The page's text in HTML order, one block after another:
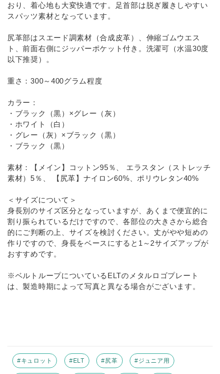
おり、着心地も大変快適です。足首部は脱ぎ履きしやすい
スパッツ素材となっています。
尻革部はスエード調素材（合成皮革）、伸縮ゴムウエス
ト、前面右側にジッパーポケット付き。洗濯可（水温30度
以下推奨）。
重さ：300～400グラム程度
カラー：
・ブラック（黒）×グレー（灰）
・ホワイト（白）
・グレー（灰）×ブラック（黒）
・ブラック（黒）
素材：【メイン】コットン95％、 エラスタン（ストレッチ
素材）5％、 【尻革】ナイロン60%、ポリウレタン40%
＜サイズについて＞
身長別のサイズ区分となっていますが、あくまで便宜的に
割り振られているだけですので、各部位の大きさから総合
的にご判断の上、サイズを検討ください。丈がやや短めの
作りですので、身長をベースにすると1～2サイズアップが
おすすめです。
※ベルトループについているELTのメタルロゴプレート
は、製造時期によって写真と異なる場合がございます。
#キュロット #ELT #尻革 #ジュニア用